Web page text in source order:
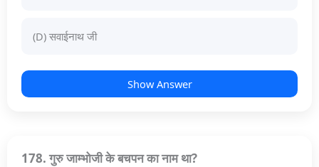
(D) सवाईनाथ जी
Show Answer
178. गुरु जाम्भोजी के बचपन का नाम था?